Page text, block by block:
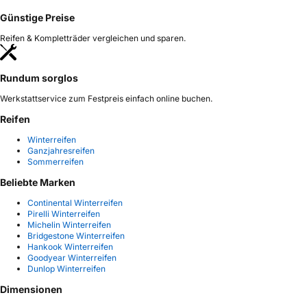
Günstige Preise
Reifen & Kompletträder vergleichen und sparen.
Rundum sorglos
Werkstattservice zum Festpreis einfach online buchen.
Reifen
Winterreifen
Ganzjahresreifen
Sommerreifen
Beliebte Marken
Continental Winterreifen
Pirelli Winterreifen
Michelin Winterreifen
Bridgestone Winterreifen
Hankook Winterreifen
Goodyear Winterreifen
Dunlop Winterreifen
Dimensionen